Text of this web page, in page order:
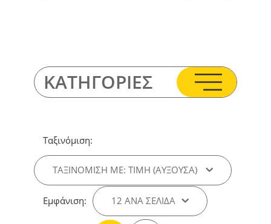
ΚΑΤΗΓΟΡΙΕΣ
Ταξινόμιση:
ΤΑΞΙΝΌΜΙΣΗ ΜΕ: ΤΙΜΉ (ΑΎΞΟΥΣΑ)
Εμφάνιση: 12 ΑΝΑ ΣΕΛΊΔΑ